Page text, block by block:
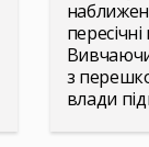
з
влади